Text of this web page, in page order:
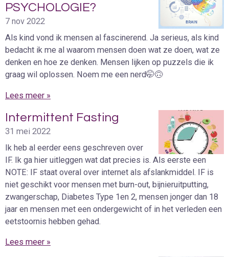
PSYCHOLOGIE?
7 nov 2022
Als kind vond ik mensen al fascinerend. Ja serieus, als kind
bedacht ik me al waarom mensen doen wat ze doen, wat ze
denken en hoe ze denken. Mensen lijken op puzzels die ik
graag wil oplossen. Noem me een nerd🤭🙃
Lees meer »
Intermittent Fasting
31 mei 2022
Ik heb al eerder eens geschreven over
IF. Ik ga hier uitleggen wat dat precies is. Als eerste een
NOTE: IF staat overal over internet als afslankmiddel. IF is
niet geschikt voor mensen met burn-out, bijnieruitputting,
zwangerschap, Diabetes Type 1en 2, mensen jonger dan 18
jaar en mensen met een ondergewicht of in het verleden een
eetstoornis hebben gehad.
Lees meer »